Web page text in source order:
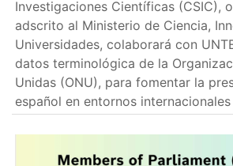
Investigaciones Científicas (CSIC),
adscrito al Ministerio de Ciencia,
Universidades, colaborará con
datos terminológica de la
Unidas (ONU), para fomentar la
español en entornos